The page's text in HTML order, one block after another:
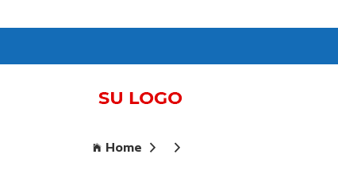
Home